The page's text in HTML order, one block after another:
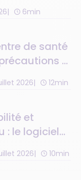
6min
de santé
à
2026 12min
et
: le logiciel
au top
2026 10min